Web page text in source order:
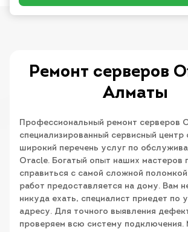
Ремонт серверов
Алматы
Профессиональный ремонт серверов
специализированный сервисный центр
широкий перечень услуг по
Oracle. Богатый опыт наших мастеров
справиться с самой сложной
работ предоставляется на дому. Вам
никуда ехать, специалист приедет по
адресу. Для точного выявления
проверяем всю систему подключения.